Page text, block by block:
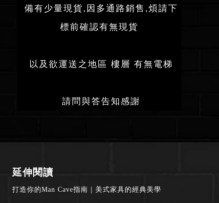
備有少量現貨,因多通路銷售,煩請下
標前確認有無現貨
以及欲運送之地區 樓層 有無電梯
請問與答告知感謝
延伸閱讀
打造你的Man Cave指南 美式家具的經典美學